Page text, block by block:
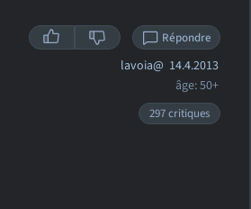
Répondre
lavoia@ 14.4.2013
âge: 50+
297 critiques